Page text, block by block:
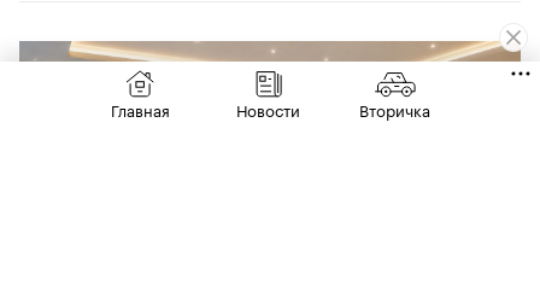
Главная Новости Вторичка